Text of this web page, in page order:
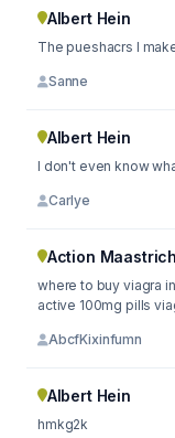
Albert Hein
The pueshacrs I
Sanne
Albert Hein
I don't even know
Carlye
Action
where to buy viagra
active
AbcfKixinfumn
Albert Hein
hmkg2k